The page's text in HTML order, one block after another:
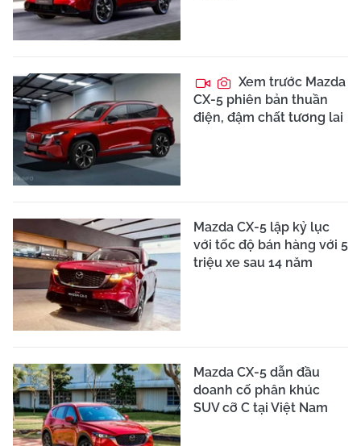
Xem trước Mazda
CX-5 phiên bản thuần
điện, đậm chất tương lai
Mazda CX-5 lập kỷ lục
với tốc độ bán hàng với 5
triệu xe sau 14 năm
Mazda CX-5 dẫn đầu
doanh cố phân khúc
SUV cỡ C tại Việt Nam